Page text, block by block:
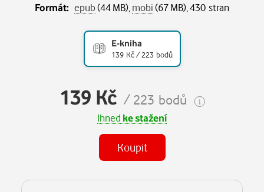
Formát: epub(44 MB), mobi(67 MB), 430 stran
E-kniha
139 Kč / 223 bodů
139 Kč / 223 bodů
Ihned ke stažení
Koupit